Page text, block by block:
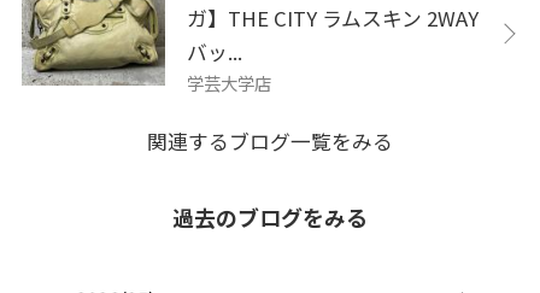
ガ】THE CITY ラムスキン 2WAY
バッ...
学芸大学店
関連するブログ一覧をみる
過去のブログをみる